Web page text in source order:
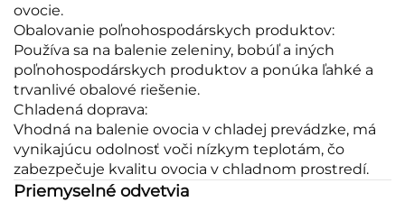
ovocie.
Obalovanie poľnohospodárskych produktov:
Používa sa na balenie zeleniny, bobúľ a iných
poľnohospodárskych produktov a ponúka ľahké a
trvanlivé obalové riešenie.
Chladená doprava:
Vhodná na balenie ovocia v chladej prevádzke, má
vynikajúcu odolnosť voči nízkym teplotám, čo
zabezpečuje kvalitu ovocia v chladnom prostredí.
Priemyselné odvetvia